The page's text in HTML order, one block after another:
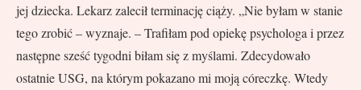
jej dziecka. Lekarz zalecił terminację ciąży. „Nie byłam w stanie
tego zrobić – wyznaje. – Trafiłam pod opiekę psychologa i przez
następne sześć tygodni biłam się z myślami. Zdecydowało
ostatnie USG, na którym pokazano mi moją córeczkę. Wtedy